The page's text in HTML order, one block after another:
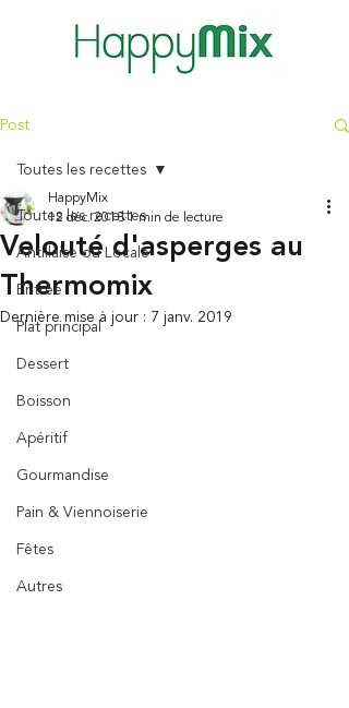
Post
Toutes les recettes
Antillaise ou Locale
Entrée
Plat principal
Dessert
Boisson
Apéritif
Gourmandise
Pain & Viennoiserie
Fêtes
Autres
Toutes les recettes
Velouté d'asperges au
Thermomix
HappyMix
12 déc. 2018 1 min de lecture
Dernière mise à jour : 7 janv. 2019